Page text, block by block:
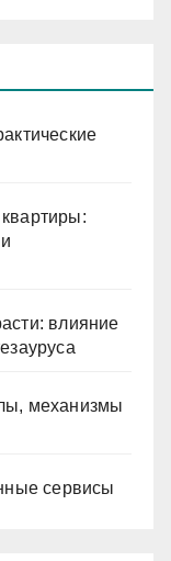
влияние
механизмы
сервисы